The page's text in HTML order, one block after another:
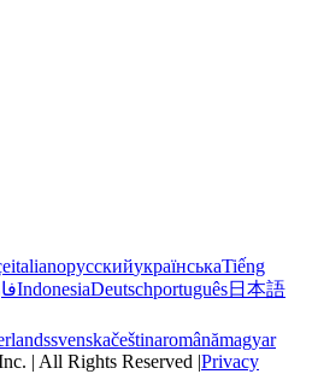
italianoрусскийукраїнськаTiếng
IndonesiaDeutschportuguês日本語
svenskačeštinaromânămagyar
| All Rights Reserved |Privacy